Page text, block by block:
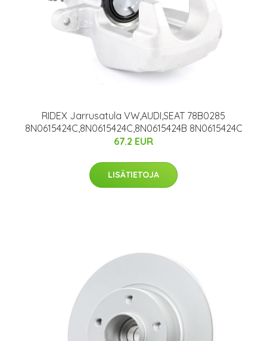
RIDEX Jarrusatula VW,AUDI,SEAT 78B0285
8N0615424C,8N0615424C,8N0615424B 8N0615424C
67.2 EUR
LISÄTIETOJA